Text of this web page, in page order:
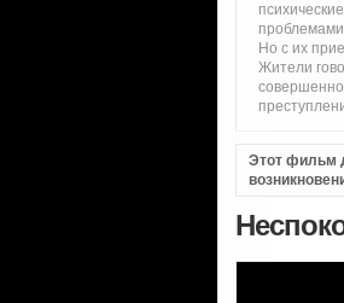
Но с их
Жители
совершенно
Этот фильм